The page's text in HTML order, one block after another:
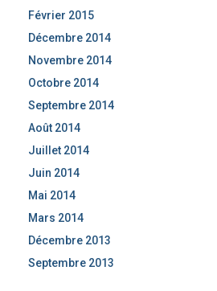
Février 2015
Décembre 2014
Novembre 2014
Octobre 2014
Septembre 2014
Août 2014
Juillet 2014
Juin 2014
Mai 2014
Mars 2014
Décembre 2013
Septembre 2013